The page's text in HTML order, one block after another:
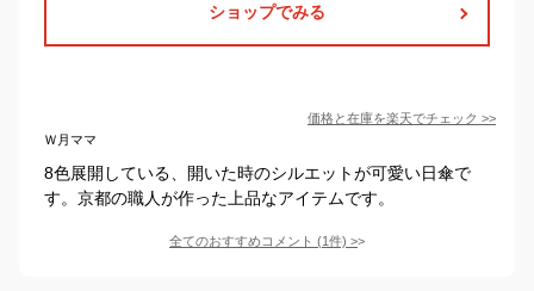
ショップでみる
価格と在庫を楽天でチェック >>
Ｗ月ママ
8色展開している、開いた時のシルエットが可愛い日傘で
す。京都の職人が作った上品なアイテムです。
全てのおすすめコメント (1件) >